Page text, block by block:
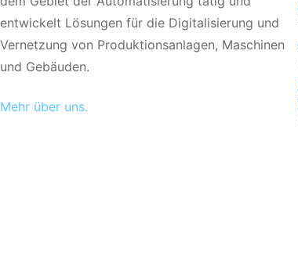
entwickelt Lösungen für die Digitalisierung und
Vernetzung von Produktionsanlagen, Maschinen
und Gebäuden.
Mehr über uns.